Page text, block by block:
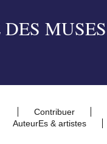
Contribuer
AuteurEs & artistes